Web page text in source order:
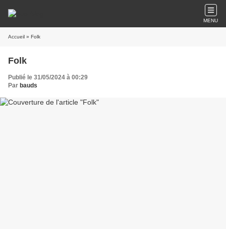
MENU
Accueil » Folk
Folk
Publié le 31/05/2024 à 00:29
Par bauds